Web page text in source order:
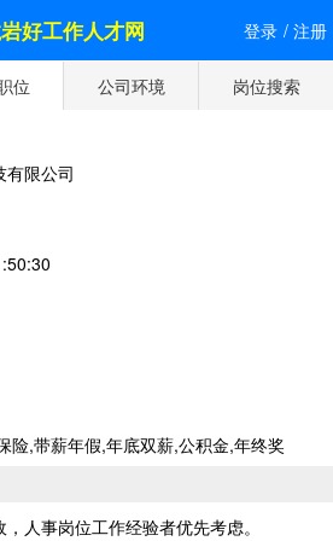
好工作人才网 登录 / 注册
位 公司环境 岗位搜索
有限公司
险,带薪年假,年底双薪,公积金,年终奖
人事岗位工作经验者优先考虑。